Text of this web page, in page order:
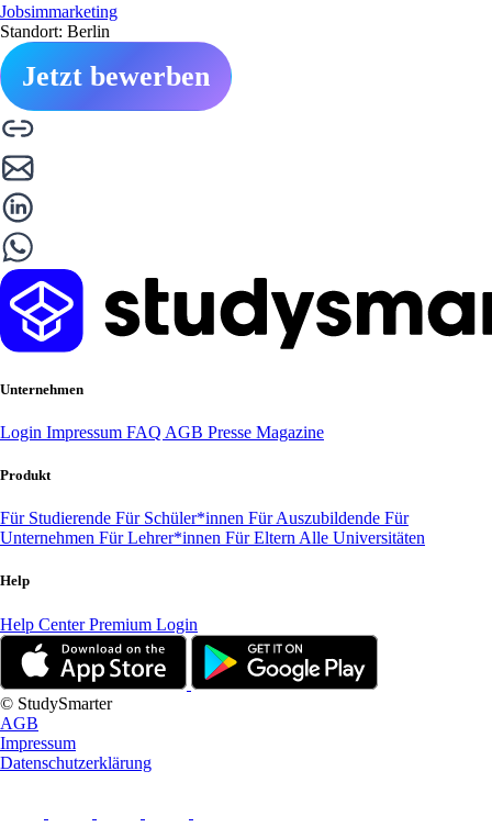
Jobsimmarketing
Standort: Berlin
Jetzt bewerben
Unternehmen
Login Impressum FAQ AGB Presse Magazine
Produkt
Für Studierende Für Schüler*innen Für Auszubildende Für
Unternehmen Für Lehrer*innen Für Eltern Alle Universitäten
Help
Help CenterPremium Login
© StudySmarter
AGB
Impressum
Datenschutzerklärung